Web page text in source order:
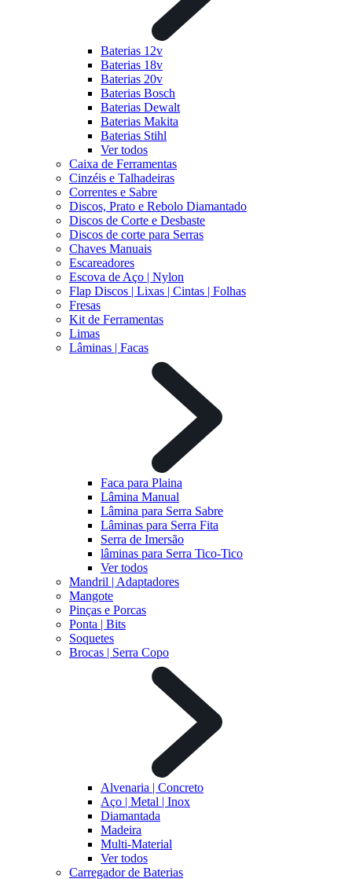
Baterias 12v
Baterias 18v
Baterias 20v
Baterias Bosch
Baterias Dewalt
Baterias Makita
Baterias Stihl
Ver todos
Caixa de Ferramentas
Cinzéis e Talhadeiras
Correntes e Sabre
Discos, Prato e Rebolo Diamantado
Discos de Corte e Desbaste
Discos de corte para Serras
Chaves Manuais
Escareadores
Escova de Aço | Nylon
Flap Discos | Lixas | Cintas | Folhas
Fresas
Kit de Ferramentas
Limas
Lâminas | Facas
Faca para Plaina
Lâmina Manual
Lâmina para Serra Sabre
Lâminas para Serra Fita
Serra de Imersão
lâminas para Serra Tico-Tico
Ver todos
Mandril | Adaptadores
Mangote
Pinças e Porcas
Ponta | Bits
Soquetes
Brocas | Serra Copo
Alvenaria | Concreto
Aço | Metal | Inox
Diamantada
Madeira
Multi-Material
Ver todos
Carregador de Baterias